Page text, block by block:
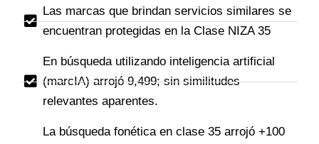
Las marcas que brindan servicios similares se
encuentran protegidas en la Clase NIZA 35
En búsqueda utilizando inteligencia artificial
(marcIA) arrojó 9,499; sin similitudes
relevantes aparentes.
La búsqueda fonética en clase 35 arrojó +100